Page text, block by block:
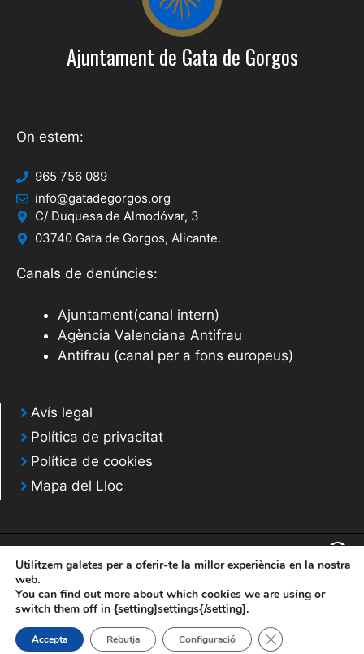
Ajuntament de Gata de Gorgos
On estem:
965 756 089
info@gatadegorgos.org
C/ Duquesa de Almodóvar, 3
03740 Gata de Gorgos, Alicante.
Canals de denúncies:
Ajuntament(canal intern)
Agència Valenciana Antifrau
Antifrau (canal per a fons europeus)
Avís legal
Política de privacitat
Política de cookies
Mapa del Lloc
© 2020 Web desarrollada por el Servicio de Informática de Diputación de
Alicante
Utilitzem galetes per a oferir-te la millor experiència en la nostra
web.
You can find out more about which cookies we are using or
switch them off in {setting]settings{/setting].
Accepta Rebutja Configuració Tanca el bàner de